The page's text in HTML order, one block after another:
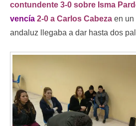
contundente 3-0 sobre Isma
vencía 2-0 a Carlos Cabeza en un
andaluz llegaba a dar hasta dos